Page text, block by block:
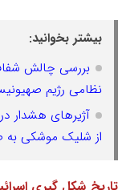
بیشتر بخوانید:
بررسی چالش
نظامی رژیم
آژیرهای هشدار
از شلیک موشکی به